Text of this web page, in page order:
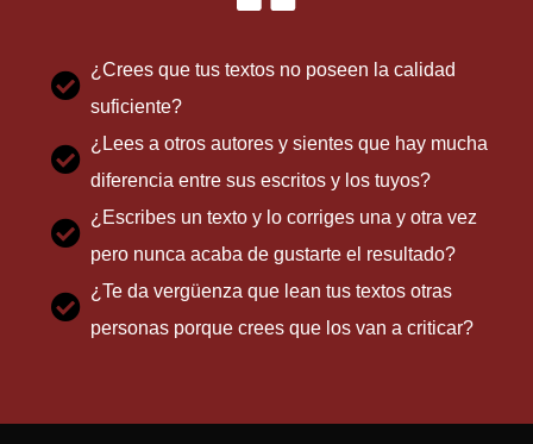
¿Crees que tus textos no poseen la calidad
suficiente?
¿Lees a otros autores y sientes que hay mucha
diferencia entre sus escritos y los tuyos?
¿Escribes un texto y lo corriges una y otra vez
pero nunca acaba de gustarte el resultado?
¿Te da vergüenza que lean tus textos otras
personas porque crees que los van a criticar?